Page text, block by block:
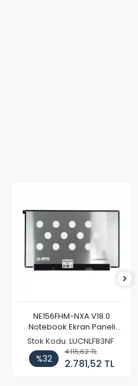
NE156FHM-NXA V18.0
Notebook Ekran Paneli
144Hz
Stok Kodu: LUCNLF83NF
%32
4.115,62 TL
2.781,52 TL